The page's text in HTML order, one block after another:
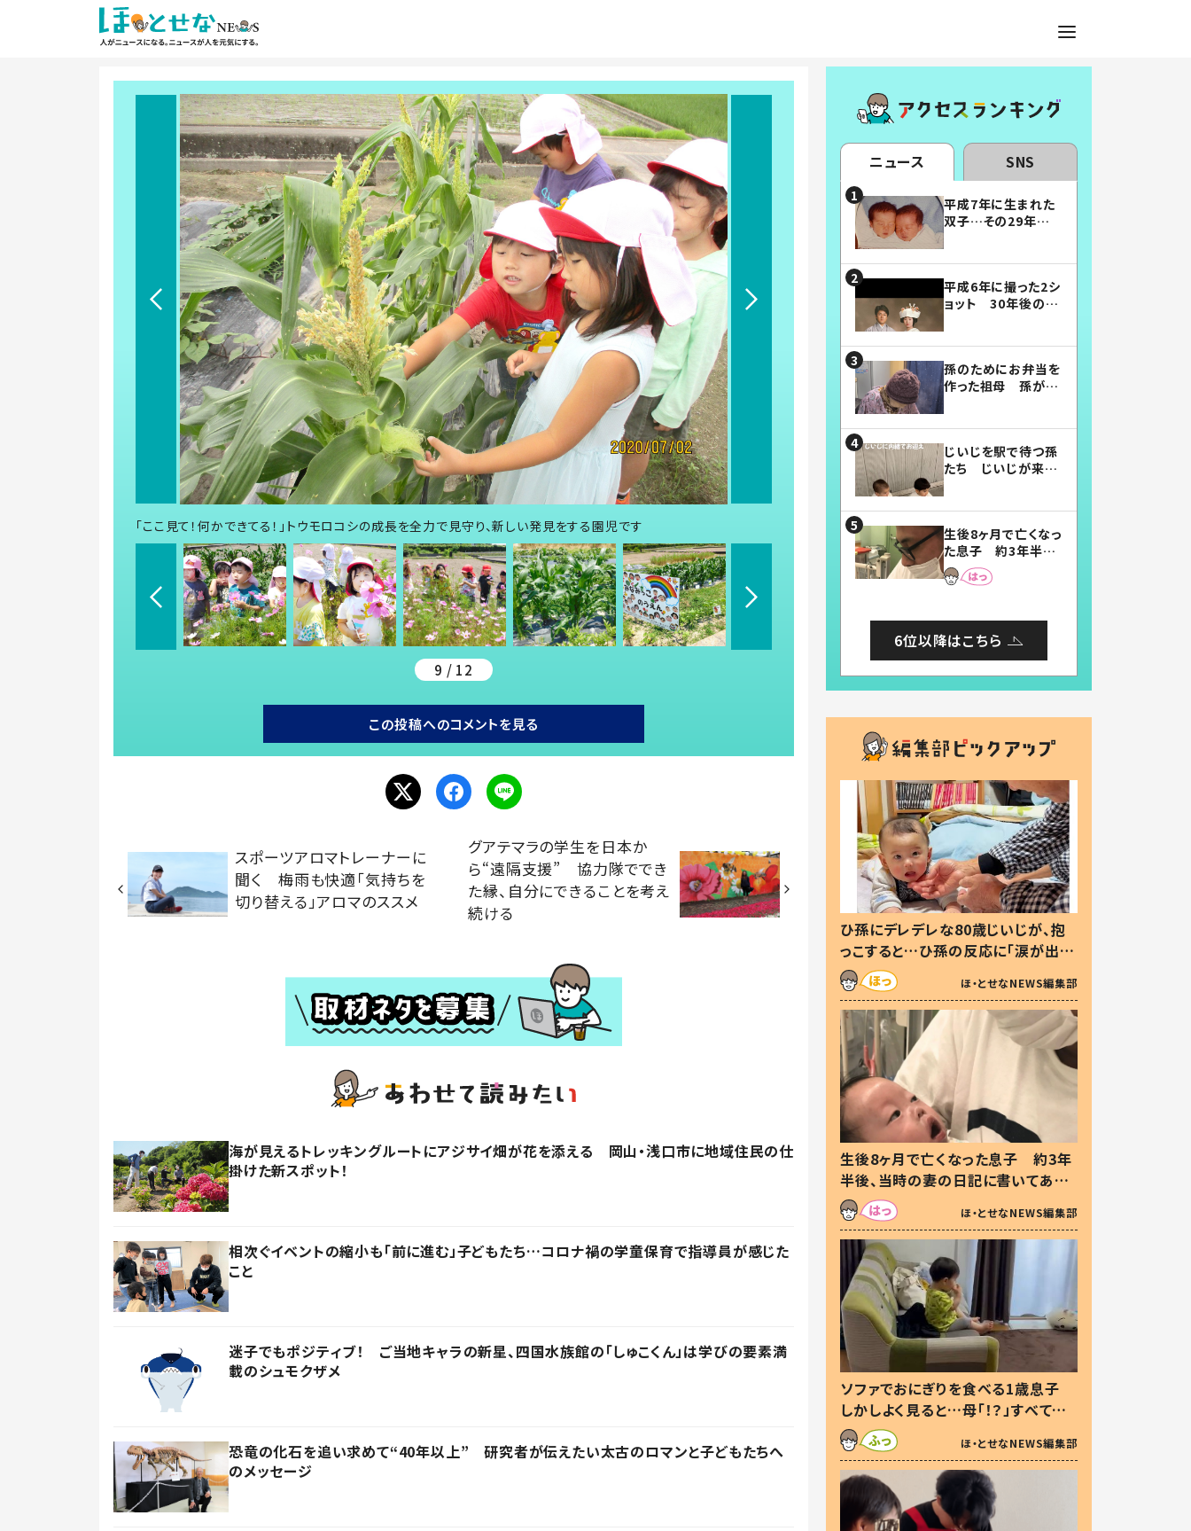
「ここ見て！何かできてる！」トウモロコシの成長を全力で見守り、新しい発見をする園児です
9 / 12
この投稿へのコメントを見る
スポーツアロマトレーナーに
聞く 梅雨も快適「気持ちを
切り替える」アロマのススメ
グアテマラの学生を日本か
ら“遠隔支援” 協力隊ででき
た縁、自分にできることを考え
続ける
海が見えるトレッキングルートにアジサイ畑が花を添える 岡山・浅口市に地域住民の仕
掛けた新スポット！
相次ぐイベントの縮小も「前に進む」子どもたち…コロナ禍の学童保育で指導員が感じた
こと
迷子でもポジティブ！ ご当地キャラの新星、四国水族館の「しゅこくん」は学びの要素満
載のシュモクザメ
恐竜の化石を追い求めて“40年以上” 研究者が伝えたい太古のロマンと子どもたちへ
のメッセージ
ニュース SNS
平成7年に生まれた
双子…その29年後
平成6年に撮った2シ
ョット 30年後の姿
孫のためにお弁当を
作った祖母 孫が絶
じいじを駅で待つ孫
たち じいじが来た
まらない」「幸せにな
れる」
生後8ヶ月で亡くなっ
た息子 約3年半
後、当時の妻の日記
に書いてあった本音
6位以降はこちら
ひ孫にデレデレな80歳じいじが、抱
っこすると…ひ孫の反応に「涙が出ま
した」「可愛くて仕方ない」
ほ・とせなNEWS編集部
生後8ヶ月で亡くなった息子 約3年
半後、当時の妻の日記に書いてあっ
た本音とは
ほ・とせなNEWS編集部
ソファでおにぎりを食べる1歳息子
しかしよく見ると…母「！？」すべてを
察した母の投稿に「可愛いから許
す！」「現行犯〜」
ほ・とせなNEWS編集部